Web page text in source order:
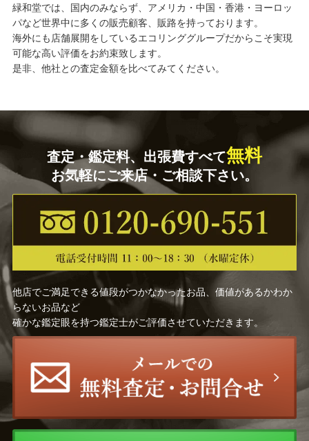
緑和堂では、国内のみならず、アメリカ・中国・香港・ヨーロッ
パなど世界中に多くの販売顧客、販路を持っております。
海外にも店舗展開をしているエコリンググループだからこそ実現
可能な高い評価をお約束致します。
是非、他社との査定金額を比べてみてください。
査定・鑑定料、出張費すべて無料
お気軽にご来店・ご相談下さい。
他店でご満足できる値段がつかなかったお品、価値があるかわか
らないお品など
確かな鑑定眼を持つ鑑定士がご評価させていただきます。